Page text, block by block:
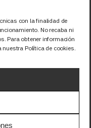
con la finalidad de
No recaba ni
Para obtener información
Política de cookies.
incluida en